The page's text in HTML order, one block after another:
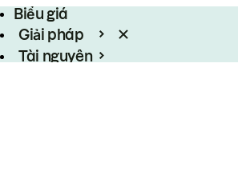
Biểu giá
Giải pháp
Tài nguyên